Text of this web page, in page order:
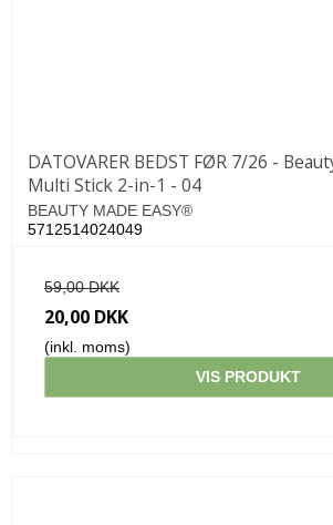
DATOVARER BEDST FØR 7/26 -
Multi Stick 2-in-1 - 04
BEAUTY MADE EASY®
5712514024049
59,00 DKK
20,00 DKK
(inkl. moms)
VIS PRODUKT